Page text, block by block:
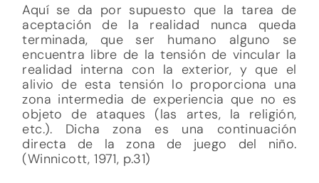
Aquí se da por supuesto que la tarea de
aceptación de la realidad nunca queda
terminada, que ser humano alguno se
encuentra libre de la tensión de vincular la
realidad interna con la exterior, y que el
alivio de esta tensión lo proporciona una
zona intermedia de experiencia que no es
objeto de ataques (las artes, la religión,
etc.). Dicha zona es una continuación
directa de la zona de juego del niño.
(Winnicott, 1971, p.31)